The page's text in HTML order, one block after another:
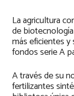
La agricultura
de
más eficientes
fondos serie A
A través de su
fertilizantes